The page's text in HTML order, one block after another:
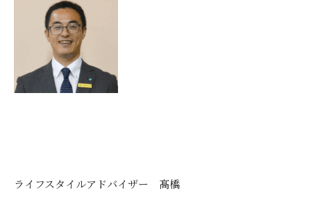
ライフスタイルアドバイザー 髙橋